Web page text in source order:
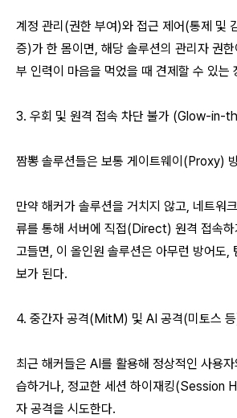
계정 관리(권한 부여)와 접근 제어(통제 및
증)가 한 몸이면, 해당 솔루션의 관리자 권
부 인력이 마음을 먹었을 때 견제할 수 있는
3. 우회 및 원격 접속 차단 불가 (Glow-in-
짬뽕 솔루션들은 보통 게이트웨이(Proxy)
만약 해커가 솔루션을 거치지 않고, 네트워
류를 통해 서버에 직접(Direct) 원격 접속하
고들면, 이 올인원 솔루션은 아무런 방어도,
보가 된다.
4. 중간자 공격(MitM) 및 AI 공격(미토스
최근 해커들은 AI를 활용해 정상적인 사용
습하거나, 정교한 세션 하이재킹(Session
자 공격을 시도한다.